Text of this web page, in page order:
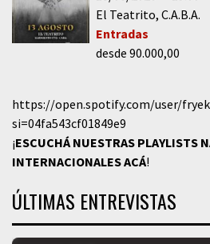
El Teatrito C.A.B.A.
Entradas
desde 90.000,00
https://open.spotify.com/user/
si=04fa543cf01849e9
¡ESCUCHÁ NUESTRAS PLAYLISTS
INTERNACIONALESACÁ!
ÚLTIMAS ENTREVISTAS